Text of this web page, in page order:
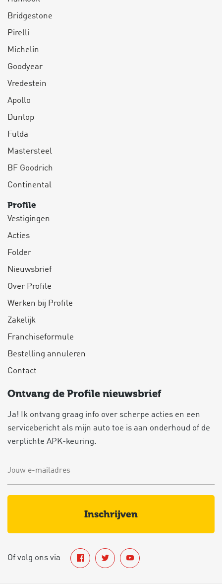
Bridgestone
Pirelli
Michelin
Goodyear
Vredestein
Apollo
Dunlop
Fulda
Mastersteel
BF Goodrich
Continental
Profile
Vestigingen
Acties
Folder
Nieuwsbrief
Over Profile
Werken bij Profile
Zakelijk
Franchiseformule
Bestelling annuleren
Contact
Ontvang de Profile nieuwsbrief
Ja! Ik ontvang graag info over scherpe acties en een
servicebericht als mijn auto toe is aan onderhoud of de
verplichte APK-keuring.
inschrijven
Of volg ons via